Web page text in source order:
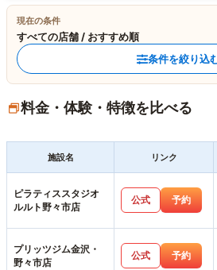
現在の条件
すべての店舗 / おすすめ順
条件を絞り込
料金・体験・特徴を比べる
施設名 リンク
ピラティススタジオ
ルルト野々市店
公式 予約
プリッツジム金沢・
野々市店
公式 予約